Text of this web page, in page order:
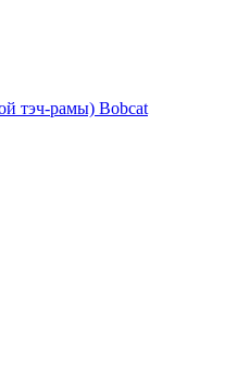
тэч-рамы) Bobcat